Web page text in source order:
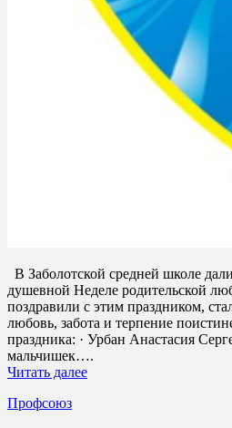
В Заболотской средней школе
душевной Неделе родительской
поздравили с этим праздником,
любовь, забота и терпение
праздника: · Урбан Анастасия
мальчишек….
Читать далее
Профсоюз